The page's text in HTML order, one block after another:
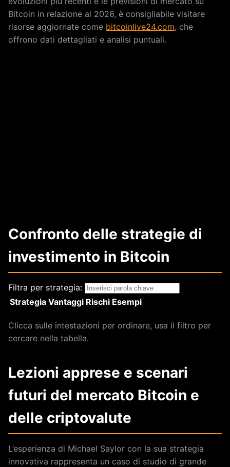
Bitcoin in relazione al 2026, è consigliabile visitare
risorse aggiornate come bitcoinlive24.com, che
offrono dati dettagliati e analisi puntuali.
Confronto delle strategie di
investimento in Bitcoin
Filtra per strategia:
Strategia Vantaggi Rischi Esempi
Clicca sulle intestazioni per ordinare, usa il filtro per
cercare nella tabella.
Lezioni apprese e scenari
futuri del mercato Bitcoin e
delle criptovalute
L’esperienza di Michael Saylor con la sua strategia
innovativa rappresenta un caso di studio di grande